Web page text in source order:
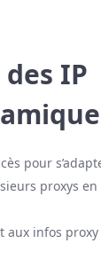
IP
pour
proxys
aux infos